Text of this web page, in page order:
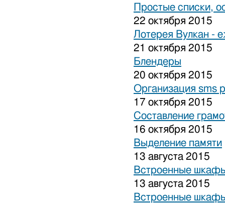
Простые списки,
22 октября 2015
Лотерея Вулкан -
21 октября 2015
Блендеры
20 октября 2015
Организация sms
17 октября 2015
Составление
16 октября 2015
Выделение памяти
13 августа 2015
Встроенные
13 августа 2015
Встроенные